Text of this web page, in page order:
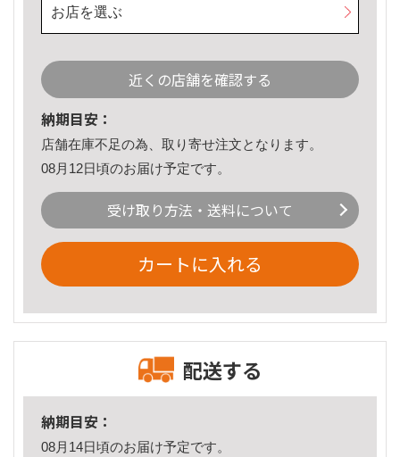
お店を選ぶ
近くの店舗を確認する
納期目安：
店舗在庫不足の為、取り寄せ注文となります。
08月12日頃のお届け予定です。
受け取り方法・送料について
カートに入れる
配送する
納期目安：
08月14日頃のお届け予定です。